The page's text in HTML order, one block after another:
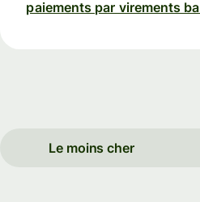
paiements par virements
Le moins cher